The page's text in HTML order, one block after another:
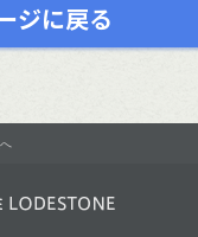
ジに戻る